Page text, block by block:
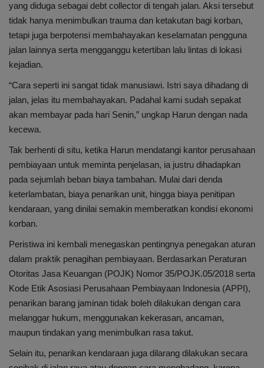
yang diduga sebagai debt collector di tengah jalan. Aksi tersebut
tidak hanya menimbulkan trauma dan ketakutan bagi korban,
tetapi juga berpotensi membahayakan keselamatan pengguna
jalan lainnya serta mengganggu ketertiban lalu lintas di lokasi
kejadian.
“Cara seperti ini sangat tidak manusiawi. Istri saya dihadang di
jalan, jelas itu membahayakan. Padahal kami sudah sepakat
akan membayar pada hari Senin,” ungkap Harun dengan nada
kecewa.
Tak berhenti di situ, ketika Harun mendatangi kantor perusahaan
pembiayaan untuk meminta penjelasan, ia justru dihadapkan
pada sejumlah beban biaya tambahan. Mulai dari denda
keterlambatan, biaya penarikan unit, hingga biaya penitipan
kendaraan, yang dinilai semakin memberatkan kondisi ekonomi
korban.
Peristiwa ini kembali menegaskan pentingnya penegakan aturan
dalam praktik penagihan pembiayaan. Berdasarkan Peraturan
Otoritas Jasa Keuangan (POJK) Nomor 35/POJK.05/2018 serta
Kode Etik Asosiasi Perusahaan Pembiayaan Indonesia (APPI),
penarikan barang jaminan tidak boleh dilakukan dengan cara
melanggar hukum, menggunakan kekerasan, ancaman,
maupun tindakan yang menimbulkan rasa takut.
Selain itu, penarikan kendaraan juga dilarang dilakukan secara